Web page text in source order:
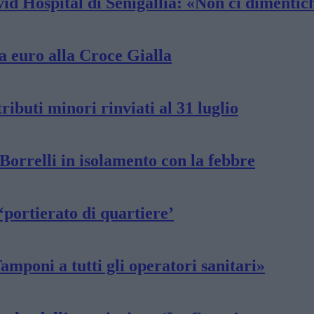
euro alla Croce Gialla
minori rinviati al 31 luglio
in isolamento con la febbre
di quartiere’
a tutti gli operatori sanitari»